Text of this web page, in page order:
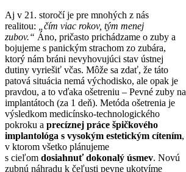
Aj v 21. storočí je pre mnohých z nás
realitou:
„čím viac rokov, tým menej
zubov.“ Áno, pričasto prichádzame o zuby a
bojujeme s panickým strachom zo zubára,
ktorý nám bráni nevyhovujúci stav ústnej
dutiny vyriešiť včas. Môže sa zdať, že táto
patová situácia nemá východisko, ale opak je
pravdou, a to vďaka ošetreniu – Pevné zuby na
implantátoch (za 1 deň). Metóda ošetrenia je
výsledkom medicínsko-technologického
pokroku a precíznej práce špičkového
implantológa s vysokým estetickým cítením,
v ktorom všetko plánujeme
s cieľom dosiahnuť dokonalý úsmev. Novú
zubnú náhradu k čeľusti pevne ukotvíme